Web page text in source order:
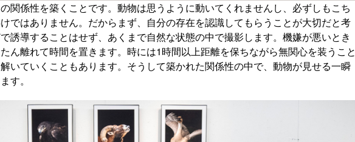
関係性を築くことです。動物は思うように動いてくれませんし、必ずしもこち
ではありません。だからまず、自分の存在を認識してもらうことが大切だと考
誘導することはせず、あくまで自然な状態の中で撮影します。機嫌が悪いとき
ん離れて時間を置きます。時には1時間以上距離を保ちながら無関心を装うこと
いていくこともあります。そうして築かれた関係性の中で、動物が見せる一瞬
す。